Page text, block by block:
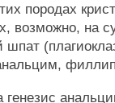
породах
возможно, на
генезис